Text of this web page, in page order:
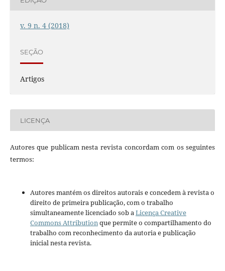
v. 9 n. 4 (2018)
SEÇÃO
Artigos
LICENÇA
Autores que publicam nesta revista concordam com os seguintes
termos:
Autores mantém os direitos autorais e concedem à revista o
direito de primeira publicação, com o trabalho
simultaneamente licenciado sob aLicença Creative
Commons Attributionque permite o compartilhamento do
trabalho com reconhecimento da autoria e publicação
inicial nesta revista.